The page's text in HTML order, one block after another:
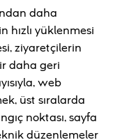
daha
hızlı yüklenmesi
ziyaretçilerin
daha geri
web
üst sıralarda
noktası, sayfa
düzenlemeler